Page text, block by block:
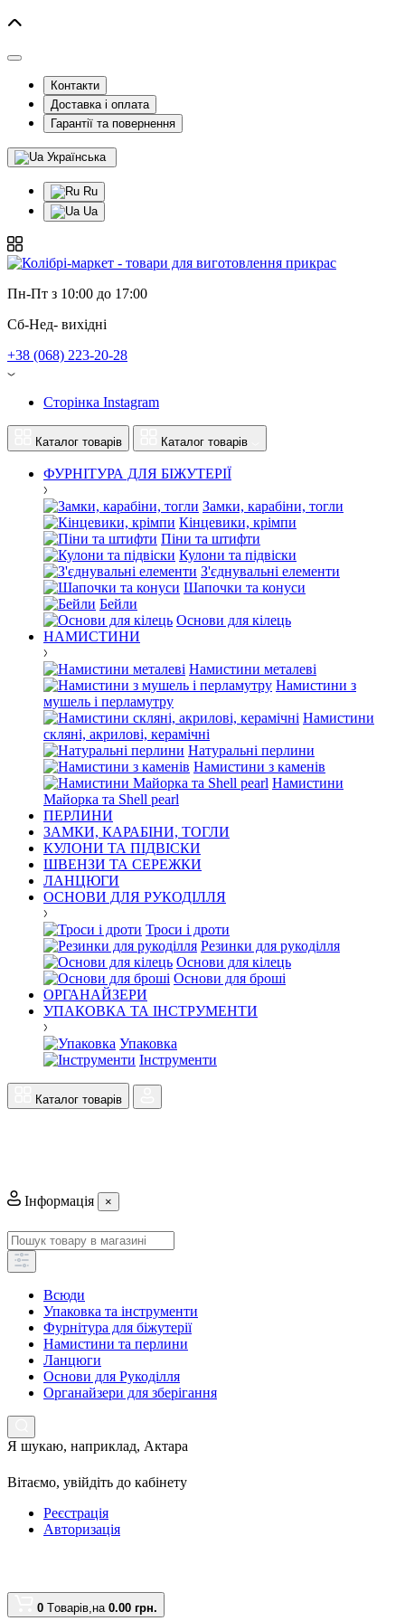
Контакти
Доставка і оплата
Гарантії та повернення
Українська
Ru
Ua
Пн-Пт з 10:00 до 17:00
Сб-Нед- вихідні
+38 (068) 223-20-28
Сторінка Instagram
Каталог товарів Каталог товарів
ФУРНІТУРА ДЛЯ БІЖУТЕРІЇ
Замки, карабіни, тогли
Кінцевики, крімпи
Піни та штифти
Кулони та підвіски
З'єднувальні елементи
Шапочки та конуси
Бейли
Основи для кілець
НАМИСТИНИ
Намистини металеві
Намистини з
мушель і перламутру
Намистини
скляні, акрилові, керамічні
Натуральні перлини
Намистини з каменів
Намистини
Майорка та Shell pearl
ПЕРЛИНИ
ЗАМКИ, КАРАБІНИ, ТОГЛИ
КУЛОНИ ТА ПІДВІСКИ
ШВЕНЗИ ТА СЕРЕЖКИ
ЛАНЦЮГИ
ОСНОВИ ДЛЯ РУКОДІЛЛЯ
Троси і дроти
Резинки для рукоділля
Основи для кілець
Основи для броші
ОРГАНАЙЗЕРИ
УПАКОВКА ТА ІНСТРУМЕНТИ
Упаковка
Інструменти
Каталог товарів
Інформація ×
Всюди
Упаковка та інструменти
Фурнітура для біжутерії
Намистини та перлини
Ланцюги
Основи для Рукоділля
Органайзери для зберігання
Я шукаю, наприклад, Актара
Вітаємо, увійдіть до кабінету
Реєстрація
Авторизація
0 Tоварів,на 0.00 грн.